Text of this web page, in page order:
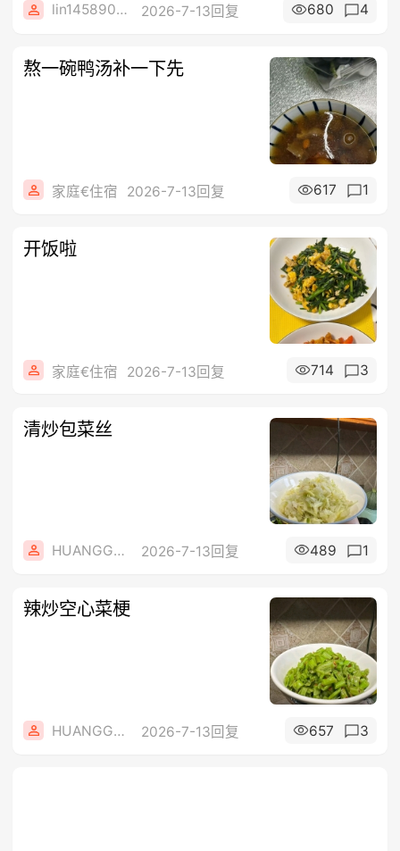
lin14589077 2026-7-13回复 680 4
熬一碗鸭汤补一下先
家庭€住宿 2026-7-13回复 617 1
开饭啦
家庭€住宿 2026-7-13回复 714 3
清炒包菜丝
HUANGGANG2 2026-7-13回复 489 1
辣炒空心菜梗
HUANGGANG2 2026-7-13回复 657 3